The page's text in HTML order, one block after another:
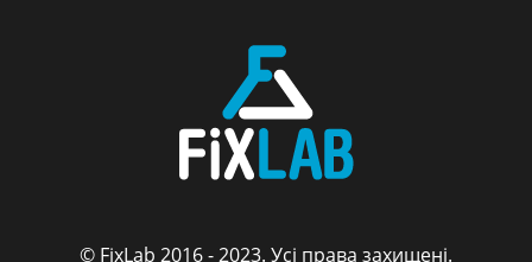
© FixLab 2016 - 2023. Усі права захищені.